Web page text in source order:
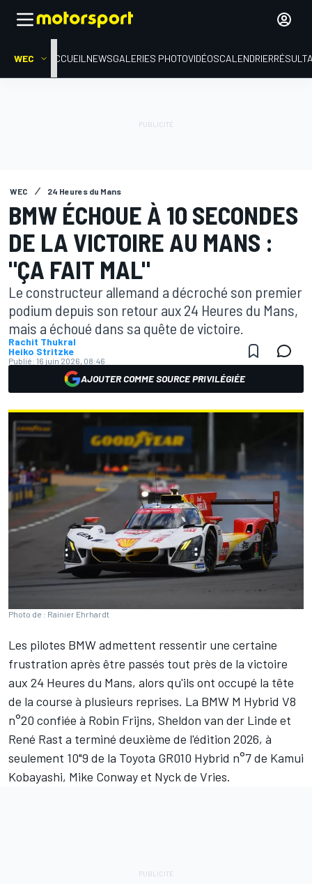
WEC ACCUEIL NEWSGALERIES PHOTOVIDÉOSCALENDRIER
WEC 24 Heures du Mans
BMW ÉCHOUE À 10 SECONDES
DE LA VICTOIRE AU MANS :
"ÇA FAIT MAL"
Le constructeur allemand a décroché son premier
podium depuis son retour aux 24 Heures du Mans,
mais a échoué dans sa quête de victoire.
Rachit Thukral
Heiko Stritzke
Publié: 16 juin 2026, 08:46
AJOUTER COMME SOURCE PRIVILÉGIÉE
Photo de : Rainier Ehrhardt
Les pilotes BMW admettent ressentir une certaine
frustration après être passés tout près de la victoire
aux 24 Heures du Mans, alors qu'ils ont occupé la tête
de la course à plusieurs reprises. La BMW M Hybrid V8
n°20 confiée à Robin Frijns, Sheldon van der Linde et
René Rast a terminé deuxième de l'édition 2026, à
seulement 10"9 de la Toyota GR010 Hybrid n°7 de Kamui
Kobayashi, Mike Conwayet Nyck de Vries.